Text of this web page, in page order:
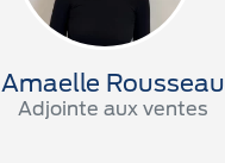
Amaelle Rousseau
Adjointe aux ventes